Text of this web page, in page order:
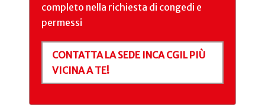
completo nella richiesta di congedi e
permessi
CONTATTA LA SEDE INCA CGIL PIÙ
VICINA A TE!